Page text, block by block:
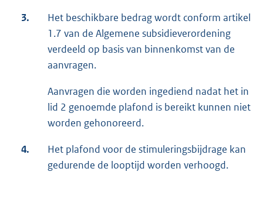
3.
Het beschikbare bedrag wordt conform artikel
1.7 van de Algemene subsidieverordening
verdeeld op basis van binnenkomst van de
aanvragen.
Aanvragen die worden ingediend nadat het in
lid 2 genoemde plafond is bereikt kunnen niet
worden gehonoreerd.
4.
Het plafond voor de stimuleringsbijdrage kan
gedurende de looptijd worden verhoogd.